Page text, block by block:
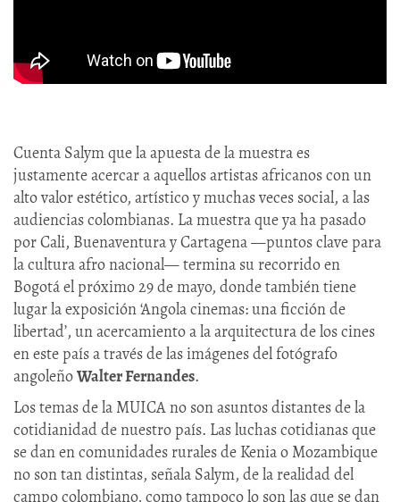
Cuenta Salym que la apuesta de la muestra es
justamente acercar a aquellos artistas africanos con un
alto valor estético, artístico y muchas veces social, a las
audiencias colombianas. La muestra que ya ha pasado
por Cali, Buenaventura y Cartagena —puntos clave para
la cultura afro nacional— termina su recorrido en
Bogotá el próximo 29 de mayo, donde también tiene
lugar la exposición ‘Angola cinemas: una ficción de
libertad’, un acercamiento a la arquitectura de los cines
en este país a través de las imágenes del fotógrafo
angoleñoWalter Fernandes.
Los temas de la MUICA no son asuntos distantes de la
cotidianidad de nuestro país. Las luchas cotidianas que
se dan en comunidades rurales de Kenia o Mozambique
no son tan distintas, señala Salym, de la realidad del
campo colombiano, como tampoco lo son las que se dan